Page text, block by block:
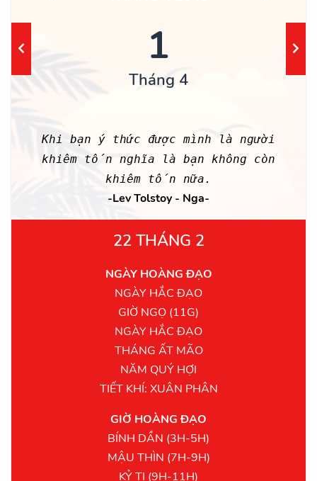
1
Tháng 4
Khi bạn ý thức được mình là người
khiêm tốn nghĩa là bạn không còn
khiêm tốn nữa.
-Lev Tolstoy - Nga-
22 THÁNG 2
NGÀY HOÀNG ĐẠO
NGÀY HẮC ĐẠO
GIỜ NGỌ (11G)
NGÀY HẮC ĐẠO
THÁNG ẤT MÃO
NĂM QUÝ HỢI
TIẾT KHÍ: XUÂN PHÂN
GIỜ HOÀNG ĐẠO
BÍNH DẦN (3H-5H)
MẬU THÌN (7H-9H)
KỶ TỊ (9H-11H)